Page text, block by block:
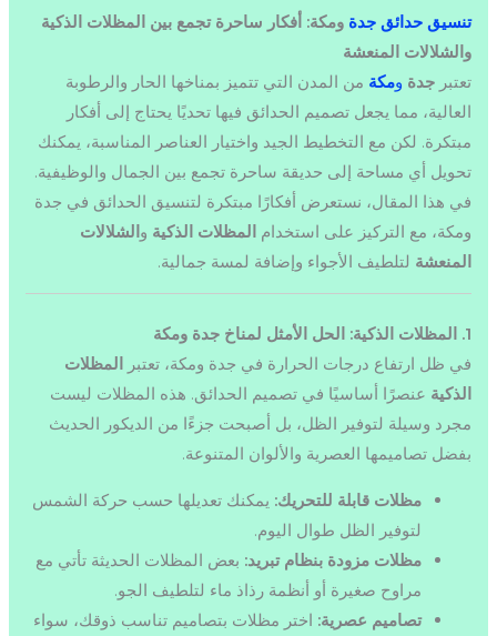
تنسيق حدائق جدة ومكة: أفكار ساحرة تجمع بين المظلات الذكية
والشلالات المنعشة
تعتبرجدة ومكة من المدن التي تتميز بمناخها الحار والرطوبة
العالية، مما يجعل تصميم الحدائق فيها تحديًا يحتاج إلى أفكار
مبتكرة. لكن مع التخطيط الجيد واختيار العناصر المناسبة، يمكنك
تحويل أي مساحة إلى حديقة ساحرة تجمع بين الجمال والوظيفية.
في هذا المقال، نستعرض أفكارًا مبتكرة لتنسيق الحدائق في جدة
ومكة، مع التركيز على استخدامالمظلات الذكية والشلالات
المنعشة لتلطيف الأجواء وإضافة لمسة جمالية.
1. المظلات الذكية: الحل الأمثل لمناخ جدة ومكة
في ظل ارتفاع درجات الحرارة في جدة ومكة، تعتبر
المظلات
الذكية عنصرًا أساسيًا في تصميم الحدائق. هذه المظلات ليست
مجرد وسيلة لتوفير الظل، بل أصبحت جزءًا من الديكور الحديث
بفضل تصاميمها العصرية والألوان المتنوعة.
مظلات قابلة للتحريك: يمكنك تعديلها حسب حركة الشمس
لتوفير الظل طوال اليوم.
مظلات مزودة بنظام تبريد: بعض المظلات الحديثة تأتي مع
مراوح صغيرة أو أنظمة رذاذ ماء لتلطيف الجو.
تصاميم عصرية: اختر مظلات بتصاميم تناسب ذوقك، سواء